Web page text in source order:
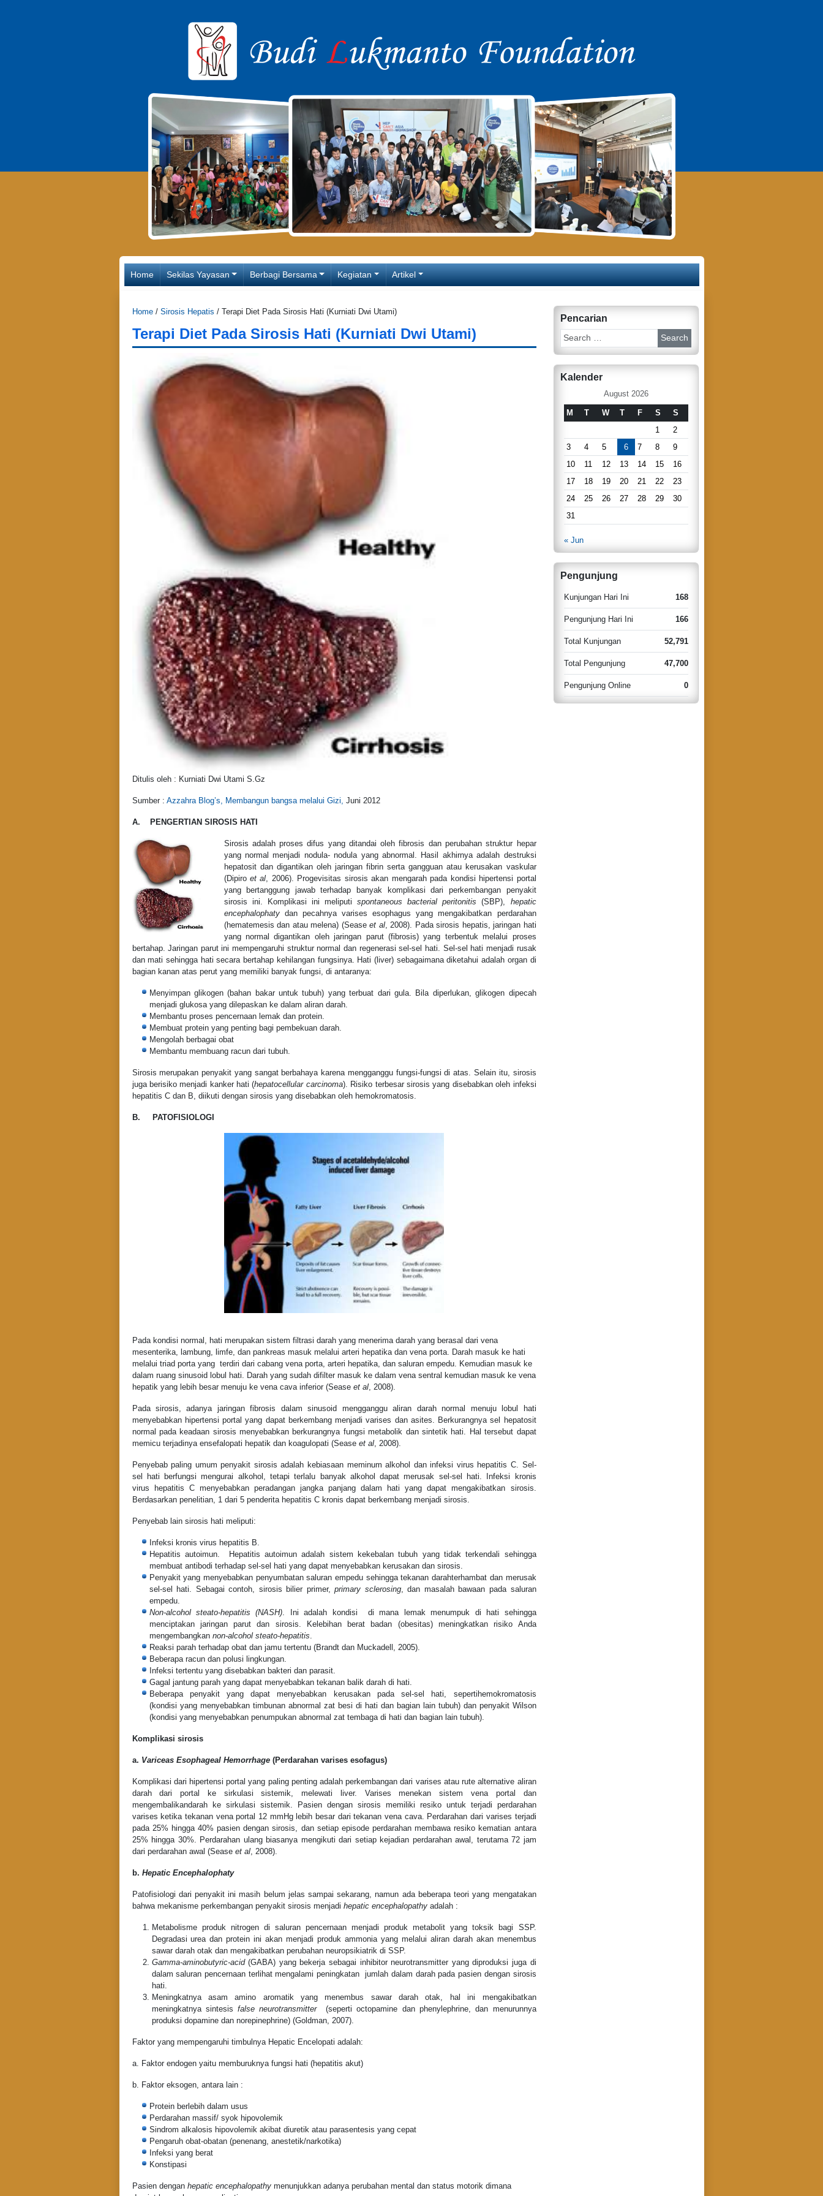
Home Sekilas Yayasan Berbagi Bersama Kegiatan Artikel
Home/ Sirosis Hepatis / Terapi Diet Pada Sirosis Hati (Kurniati Dwi Utami)
Terapi Diet Pada Sirosis Hati (Kurniati Dwi Utami)
Ditulis oleh : Kurniati Dwi Utami S.Gz
Sumber : Azzahra Blog’s, Membangun bangsa melalui Gizi, Juni 2012
A. PENGERTIAN SIROSIS HATI
Sirosis adalah proses difus yang ditandai olehfibrosis dan perubahan struktur hepar
yang normal menjadi nodula- nodula yang abnormal. Hasil akhirnya adalah destruksi
hepatosit dan digantikan oleh jaringan fibrin serta gangguan atau kerusakan vaskular
(Dipiro et al , 2006). Progevisitas sirosis akan mengarah pada kondisi hipertensi portal
yang bertanggung jawab terhadap banyak komplikasi dari perkembangan penyakit
sirosis ini. Komplikasi ini meliputispontaneousbacterial peritonitis (SBP), hepatic
encephalophatydan pecahnya varises esophagus yang mengakibatkan perdarahan
(hematemesis dan atau melena) (Seaseet al, 2008). Pada sirosis hepatis, jaringan hati
yang normal digantikan oleh jaringan parut (fibrosis) yang terbentuk melalui proses
bertahap. Jaringan parut ini mempengaruhi struktur normal dan regenerasi sel-sel hati. Sel-sel hati menjadi rusak
dan mati sehingga hati secara bertahap kehilangan fungsinya. Hati (liver) sebagaimana diketahui adalah organ di
bagian kanan atas perut yang memiliki banyak fungsi, di antaranya:
Menyimpan glikogen (bahan bakar untuk tubuh) yang terbuat dari gula. Bila diperlukan, glikogen dipecah
menjadi glukosa yang dilepaskan ke dalam aliran darah.
Membantu proses pencernaan lemak dan protein.
Membuat protein yang penting bagi pembekuan darah.
Mengolah berbagai obat
Membantu membuang racun dari tubuh.
Sirosis merupakan penyakit yang sangat berbahaya karena mengganggu fungsi-fungsi di atas. Selain itu, sirosis
juga berisiko menjadi kanker hati (hepatocellular carcinoma). Risiko terbesar sirosis yang disebabkan oleh infeksi
hepatitis C dan B, diikuti dengan sirosis yang disebabkan oleh hemokromatosis.
B. PATOFISIOLOGI
Pada kondisi normal, hati merupakan sistem filtrasi darah yang menerima darah yang berasal dari vena
mesenterika, lambung, limfe, dan pankreas masuk melalui arteri hepatika dan vena porta. Darah masuk ke hati
melalui triad porta yang terdiri dari cabang vena porta, arteri hepatika, dan saluran empedu. Kemudian masuk ke
dalam ruang sinusoid lobul hati. Darah yang sudah difilter masuk ke dalam vena sentral kemudian masuk ke vena
hepatik yang lebih besar menuju ke vena cava inferior (Sease et al, 2008).
Pada sirosis, adanya jaringan fibrosis dalam sinusoid mengganggu aliran darah normal menuju lobul hati
menyebabkan hipertensi portal yang dapat berkembang menjadi varises dan asites. Berkurangnya sel hepatosit
normal pada keadaan sirosis menyebabkan berkurangnya fungsi metabolik dan sintetik hati. Hal tersebut dapat
memicu terjadinya ensefalopati hepatik dan koagulopati (Sease et al, 2008).
Penyebab paling umum penyakit sirosis adalah kebiasaan meminumalkohol dan infeksi virus hepatitis C. Sel-
sel hati berfungsi mengurai alkohol, tetapi terlalu banyak alkohol dapat merusak sel-sel hati. Infeksi kronis
virus hepatitis C menyebabkan peradangan jangka panjang dalam hati yang dapat mengakibatkan sirosis.
Berdasarkan penelitian, 1 dari 5 penderita hepatitis C kronis dapat berkembang menjadi sirosis.
Penyebab lain sirosis hati meliputi:
Infeksi kronis virus hepatitis B.
Hepatitis autoimun. Hepatitis autoimun adalah sistem kekebalan tubuh yang tidak terkendali sehingga
membuat antibodi terhadap sel-sel hati yang dapat menyebabkan kerusakan dan sirosis.
Penyakit yang menyebabkan penyumbatan saluran empedu sehingga tekanan darahterhambat dan merusak
sel-sel hati. Sebagai contoh, sirosis bilier primer,primary sclerosing, dan masalah bawaan pada saluran
empedu.
Non-alcohol steato-hepatitis (NASH). Ini adalah kondisi di mana lemak menumpuk di
hati sehingga
menciptakan jaringan parut dan sirosis. Kelebihan berat badan (obesitas) meningkatkan risiko Anda
mengembangkan non-alcohol steato-hepatitis.
Reaksi parah terhadap obat dan jamu tertentu (Brandt dan Muckadell, 2005).
Beberapa racun dan polusi lingkungan.
Infeksi tertentu yang disebabkan bakteri dan parasit.
Gagal jantung parah yang dapat menyebabkan tekanan balik darah di hati.
Beberapa penyakit yang dapat menyebabkan kerusakan pada sel-sel hati, sepertihemokromatosis
(kondisi yang menyebabkan timbunan abnormal zat besi di hati dan bagian lain tubuh) dan penyakit Wilson
(kondisi yang menyebabkan penumpukan abnormal zat tembaga di hati dan bagian lain tubuh).
Komplikasi sirosis
a. Variceas Esophageal Hemorrhage(Perdarahan varises esofagus)
Komplikasi dari hipertensi portal yang paling penting adalah perkembangan dari varises atau rute alternative aliran
darah dari portal ke sirkulasi sistemik, melewati liver. Varises menekan sistem vena portal dan
mengembalikandarah ke sirkulasi sistemik. Pasien dengan sirosis memiliki resiko untuk terjadi perdarahan
varises ketika tekanan vena portal 12 mmHg lebih besar dari tekanan vena cava. Perdarahan dari varises terjadi
pada 25% hingga 40% pasien dengan sirosis, dan setiap episode perdarahan membawa resiko kematian antara
25% hingga 30%. Perdarahan ulang biasanya mengikuti dari setiap kejadian perdarahan awal, terutama 72 jam
dari perdarahan awal (Sease et al, 2008).
b. Hepatic Encephalophaty
Patofisiologi dari penyakit ini masih belum jelas sampai sekarang, namun ada beberapa teori yang mengatakan
bahwa mekanisme perkembangan penyakit sirosis menjadi hepatic encephalopathyadalah :
Metabolisme produk nitrogen di saluran pencernaan menjadi produk metabolit yang toksik bagi SSP.
Degradasi urea dan protein ini akan menjadi produk ammonia yang melalui aliran darah akan menembus
sawar darah otak dan mengakibatkan perubahan neuropsikiatrik di SSP.
Gamma-aminobutyric-acid(GABA) yang bekerja sebagai inhibitor neurotransmitter yang diproduksi juga di
dalam saluran pencernaan terlihat mengalami peningkatan jumlah dalam darah pada pasien dengan sirosis
hati.
Meningkatnya asam amino aromatik yang menembus sawar darah otak, hal ini mengakibatkan
meningkatnya sintesisfalse neurotransmitter(seperti octopamine dan phenylephrine, dan menurunnya
produksi dopamine dan norepinephrine) (Goldman, 2007).
Faktor yang mempengaruhi timbulnya Hepatic Encelopati adalah:
a. Faktor endogen yaitu memburuknya fungsi hati (hepatitis akut)
b. Faktor eksogen, antara lain :
Protein berlebih dalam usus
Perdarahan massif/ syok hipovolemik
Sindrom alkalosis hipovolemik akibat diuretik atau parasentesis yang cepat
Pengaruh obat-obatan (penenang, anestetik/narkotika)
Infeksi yang berat
Konstipasi
Pasien dengan hepatic encephalopathymenunjukkan adanya perubahan mental dan status motorik dimana
Pencarian
S
e
a
cKalender
August 2026
M T W T F S
S
1
2
3
4 5 6 7 8
9
10
11 12 13 14 15
16
17
18 19 20 21 22
23
24
25 26 27 28 29
30
31
« Jun
Pengunjung
Kunjungan Hari Ini 168
Pengunjung Hari Ini 166
Total Kunjungan 52,791
Total Pengunjung 47,700
Pengunjung Online 0